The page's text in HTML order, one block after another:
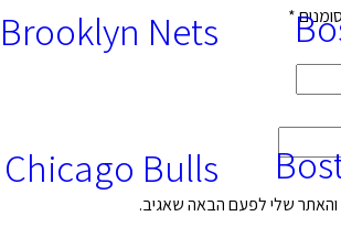
Brooklyn Nets
Chicago Bulls
*
שלי לפעם הבאה שאגיב.